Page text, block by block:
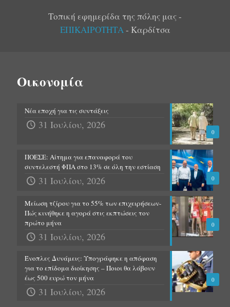
Τοπική εφημερίδα της πόλης μας -
ΕΠΙΚΑΙΡΟΤΗΤΑ- Καρδίτσα
Οικονομία
0
Νέα εποχή για τις συντάξεις
31 Ιουλίου, 2026
0
ΠΟΕΣΕ: Αίτημα για επαναφορά του
συντελεστή ΦΠΑ στο 13% σε όλη την εστίαση
31 Ιουλίου, 2026
0
Μείωση τζίρου για το 55% των επιχειρήσεων-
Πώς κινήθηκε η αγορά στις εκπτώσεις τον
πρώτο μήνα
31 Ιουλίου, 2026
0
Ένοπλες Δυνάμεις: Υπογράφηκε η απόφαση
για το επίδομα διοίκησης – Ποιοι θα λάβουν
έως 500 ευρώ τον μήνα
31 Ιουλίου, 2026